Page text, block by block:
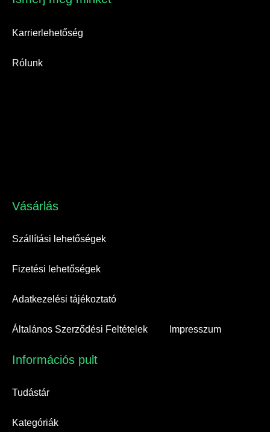
Karrierlehetőség
Rólunk
Vásárlás​
Szállítási lehetőségek
Fizetési lehetőségek
Adatkezelési tájékoztató
Általános Szerződési Feltételek Impresszum
Információs pult​
Tudástár
Kategóriák